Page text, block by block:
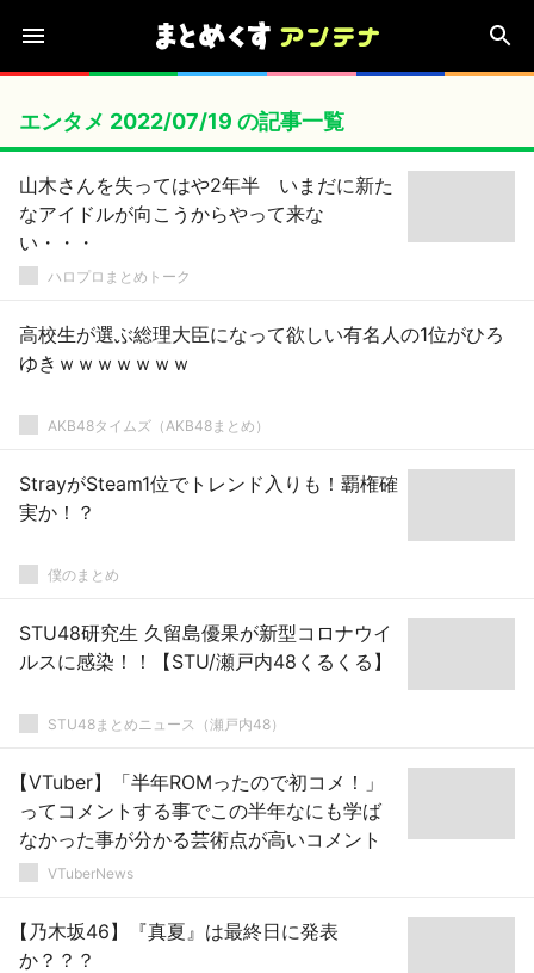
エンタメ 2022/07/19 の記事一覧
山木さんを失ってはや2年半 いまだに新た
なアイドルが向こうからやって来な
い・・・
ハロプロまとめトーク
高校生が選ぶ総理大臣になって欲しい有名人の1位がひろ
ゆきｗｗｗｗｗｗｗ
AKB48タイムズ（AKB48まとめ）
StrayがSteam1位でトレンド入りも！覇権確
実か！？
僕のまとめ
STU48研究生 久留島優果が新型コロナウイ
ルスに感染！！【STU/瀬戸内48くるくる】
STU48まとめニュース（瀬戸内48）
【VTuber】「半年ROMったので初コメ！」
ってコメントする事でこの半年なにも学ば
なかった事が分かる芸術点が高いコメント
VTuberNews
【乃木坂46】『真夏』は最終日に発表
か？？？